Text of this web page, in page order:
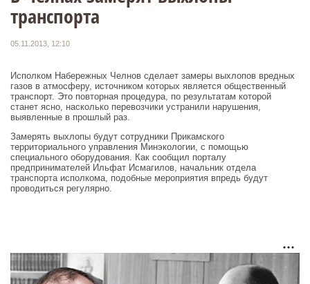
транспорта
05.11.2013, 12:10
Исполком Набережных Челнов сделает замеры выхлопов вредных
газов в атмосферу, источником которых является общественный
транспорт. Это повторная процедура, по результатам которой
станет ясно, насколько перевозчики устранили нарушения,
выявленные в прошлый раз.
Замерять выхлопы будут сотрудники Прикамского
территориального управления Минэкологии, с помощью
специального оборудования. Как сообщил порталу
предпринимателей Ильфат Исмагилов, начальник отдела
транспорта исполкома, подобные мероприятия впредь будут
проводиться регулярно.